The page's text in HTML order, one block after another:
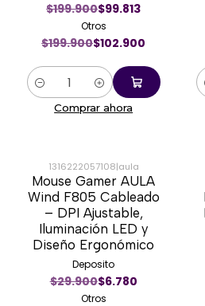
$199.900$99.813
Otros
$199.900$102.900
Cantidad
Comprar ahora
-77%
1316222057108|aula
Mouse Gamer AULA
Wind F805 Cableado
– DPI Ajustable,
Iluminación LED y
Diseño Ergonómico
Deposito
$29.900$6.780
Otros